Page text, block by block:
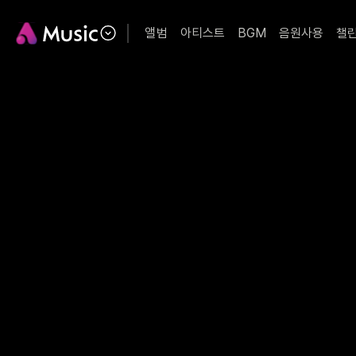
앨범 아티스트 BGM 음원사용 챌